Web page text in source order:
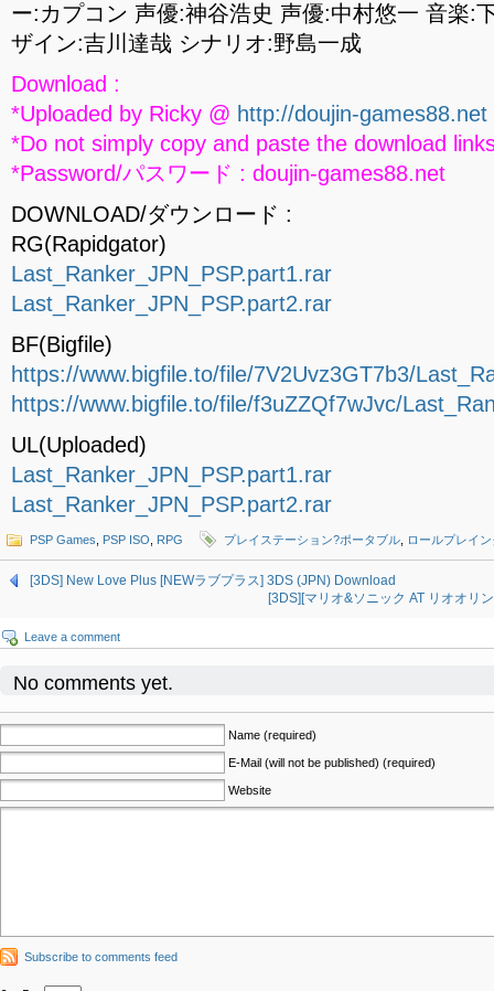
ー:カプコン 声優:神谷浩史 声優:中村悠一 音楽:
ザイン:吉川達哉 シナリオ:野島一成
Download :
*Uploaded by Ricky @ http://doujin-games88.net
*Do not simply copy and paste the download
*Password/パスワード : doujin-games88.net
DOWNLOAD/ダウンロード :
RG(Rapidgator)
Last_Ranker_JPN_PSP.part1.rar
Last_Ranker_JPN_PSP.part2.rar
BF(Bigfile)
https://www.bigfile.to/file/7V2Uvz3GT7b3/
https://www.bigfile.to/file/f3uZZQf7wJvc/
UL(Uploaded)
Last_Ranker_JPN_PSP.part1.rar
Last_Ranker_JPN_PSP.part2.rar
PSP Games PSP ISO RPG プレイステーション?ポータブル ロールプレイン
[3DS] New Love Plus [NEWラブプラス] 3DS (JPN) Download
[3DS][マリオ&ソニック AT リオオリ
Leave a comment
No comments yet.
Name (required)
E-Mail (will not be published) (required)
Website
Subscribe to comments feed